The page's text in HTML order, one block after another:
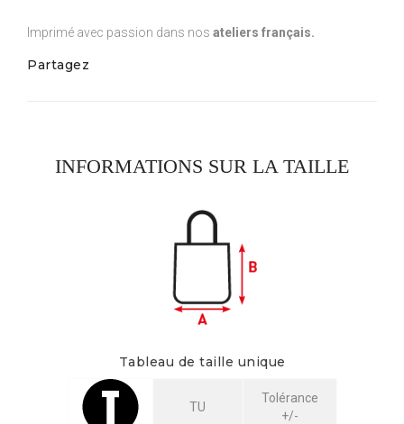
Imprimé avec passion dans nos ateliers français.
Partagez
INFORMATIONS SUR LA TAILLE
Tableau de taille unique
TU
Tolérance
+/-